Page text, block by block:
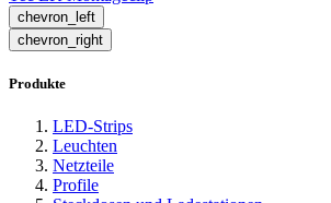
chevron_left
chevron_right
Produkte
LED-Strips
Leuchten
Netzteile
Profile